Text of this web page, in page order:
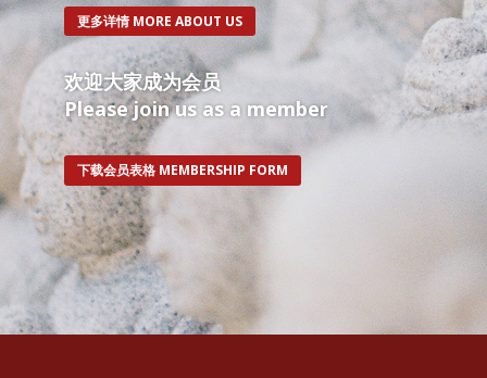
更多详情 MORE ABOUT US
欢迎大家成为会员
Please join us as a member
下载会员表格 MEMBERSHIP FORM